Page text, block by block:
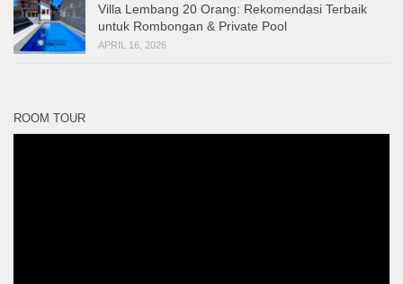
Villa Lembang 20 Orang: Rekomendasi Terbaik
untuk Rombongan & Private Pool
APRIL 16, 2026
ROOM TOUR